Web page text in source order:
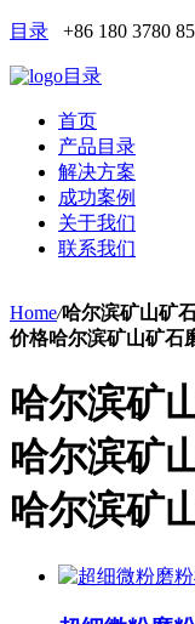
目录 +86 180 3780
目录
首页
产品目录
解决方案
成功案例
关于我们
联系我们
Home/哈尔滨矿山矿
价格哈尔滨矿山矿石
哈尔滨矿
哈尔滨矿
哈尔滨矿